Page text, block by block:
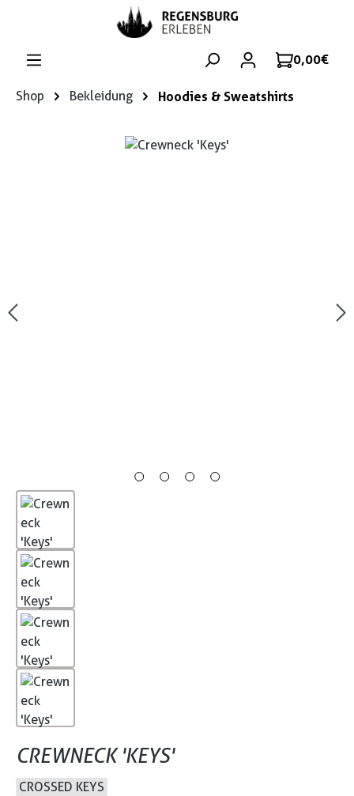
Zum Hauptinhalt springen
0,00 €
Shop Bekleidung Hoodies & Sweatshirts
Bildergalerie überspringen
CREWNECK 'KEYS'
CROSSED KEYS